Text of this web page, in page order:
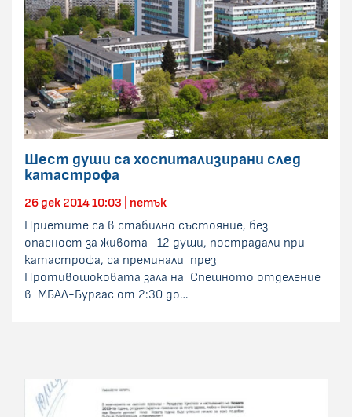
Шест души са хоспитализирани след
катастрофа
26 дек 2014 10:03 | петък
Приетите са в стабилно състояние, без
опасност за живота 12 души, пострадали при
катастрофа, са преминали през
Противошоковата зала на Спешното отделение
в МБАЛ-Бургас от 2:30 до…